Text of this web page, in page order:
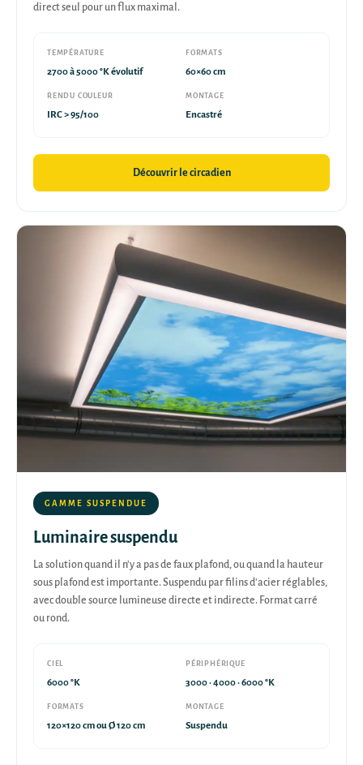
direct seul pour un flux maximal.
TEMPÉRATURE
2700 à 5000 °K évolutif
FORMATS
60×60 cm
RENDU COULEUR
IRC > 95/100
MONTAGE
Encastré
Découvrir le circadien
GAMME SUSPENDUE
Luminaire suspendu
La solution quand il n'y a pas de faux plafond, ou quand la hauteur
sous plafond est importante. Suspendu par filins d'acier réglables,
avec double source lumineuse directe et indirecte. Format carré
ou rond.
CIEL
6000 °K
PÉRIPHÉRIQUE
3000 · 4000 · 6000 °K
FORMATS
120×120 cm ou Ø 120 cm
MONTAGE
Suspendu